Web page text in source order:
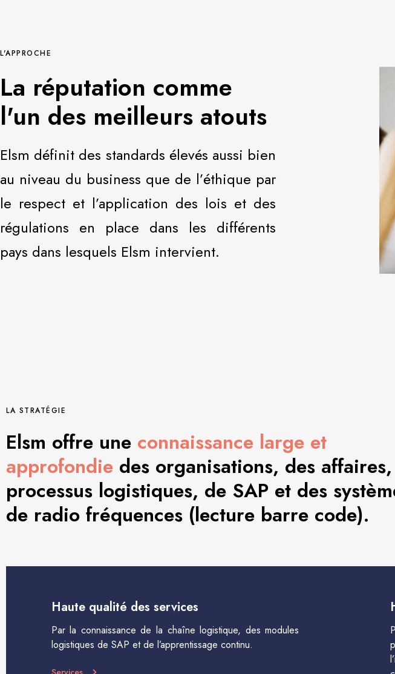
L'APPROCHE
La réputation comme
l'un des meilleurs atouts
Elsm définit des standards élevés aussi bien
au niveau du business que de l’éthique par
le respect et l’application des lois et des
régulations en place dans les différents
pays dans lesquels Elsm intervient.
LA STRATÉGIE
Elsm offre une connaissance large et
approfondie des organisations, des
processus logistiques, de SAP et des
de radio fréquences (lecture barre code).
Haute qualité des services
Par la connaissance de la chaîne logistique, des modules
logistiques de SAP et de l’apprentissage continu.